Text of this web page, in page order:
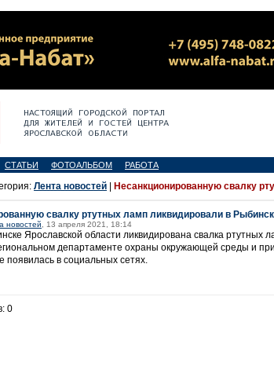
СТАТЬИ ФОТОАЛЬБОМ РАБОТА
Лента новостей Несанкционированную свалку
свалку ртутных ламп ликвидировали в
новостей , 13 апреля 2021, 18:14
Ярославской области ликвидирована свалка
департаменте охраны окружающей среды и
появилась в социальных сетях.
0